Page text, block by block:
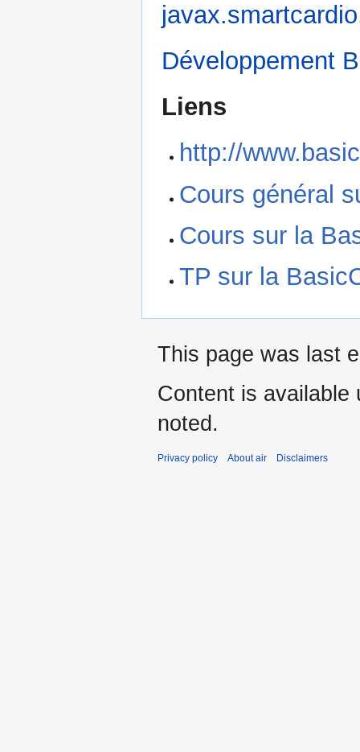
javax.smartcardio
Développement
Liens
http://
Cours général
Cours sur la
TP sur la
This page was last
Content is available
noted.
Privacy policy About air Disclaimers